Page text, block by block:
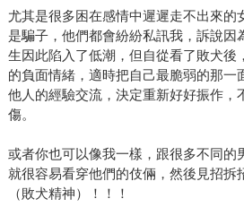
尤其是很多困在感情中遲遲走不出來的
是騙子，他們都會紛紛私訊我，訴說因
生因此陷入了低潮，但自從看了敗犬後
的負面情緒，適時把自己最脆弱的那一
他人的經驗交流，決定重新好好振作，
傷。
或者你也可以像我一樣，跟很多不同的
就很容易看穿他們的伎倆，然後見招拆
（敗犬精神）！！！